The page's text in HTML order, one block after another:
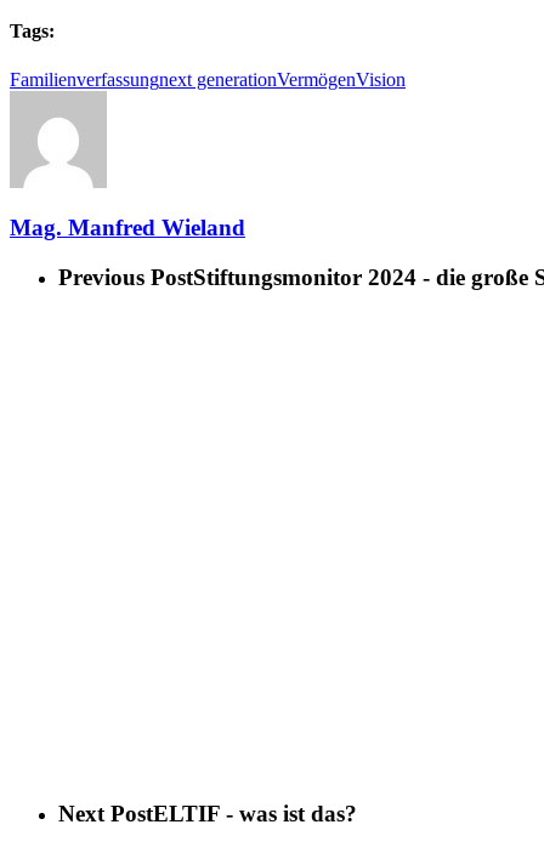
Tags:
Familienverfassungnext generationVermögenVision
Mag. Manfred Wieland
Previous PostStiftungsmonitor 2024 - die große
Next PostELTIF - was ist das?